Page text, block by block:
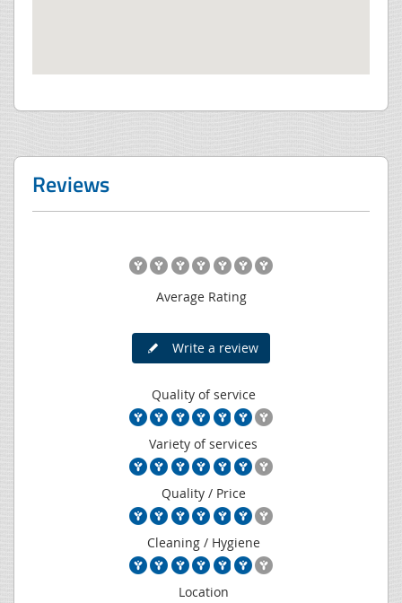
Reviews
Average Rating
Write a review
Quality of service
Variety of services
Quality / Price
Cleaning / Hygiene
Location